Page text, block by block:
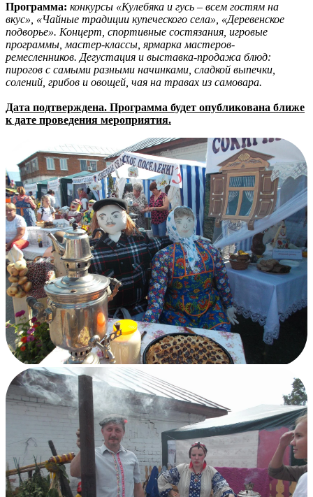
Программа: конкурсы «Кулебяка и гусь – всем гостям на
вкус», «Чайные традиции купеческого села», «Деревенское
подворье». Концерт, спортивные состязания, игровые
программы, мастер-классы, ярмарка мастеров-
ремесленников. Дегустация и выставка-продажа блюд:
пирогов с самыми разными начинками, сладкой выпечки,
солений, грибов и овощей, чая на травах из самовара.
Дата подтверждена. Программа будет опубликована ближе
к дате проведения мероприятия.